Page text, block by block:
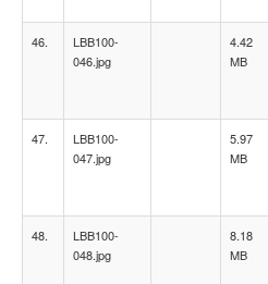
46.
LBB100-
046.jpg
4.42
MB
47.
LBB100-
047.jpg
5.97
MB
48.
LBB100-
048.jpg
8.18
MB